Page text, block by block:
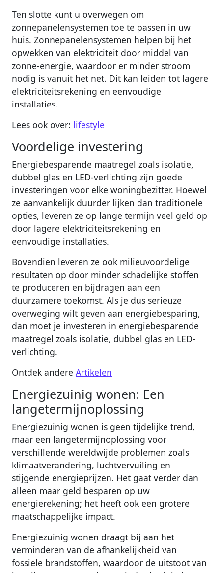
Ten slotte kunt u overwegen om
zonnepanelensystemen toe te passen in uw
huis. Zonnepanelensystemen helpen bij het
opwekken van elektriciteit door middel van
zonne-energie, waardoor er minder stroom
nodig is vanuit het net. Dit kan leiden tot lagere
elektriciteitsrekening en eenvoudige
installaties.
Lees ook over: lifestyle
Voordelige investering
Energiebesparende maatregel zoals isolatie,
dubbel glas en LED-verlichting zijn goede
investeringen voor elke woningbezitter. Hoewel
ze aanvankelijk duurder lijken dan traditionele
opties, leveren ze op lange termijn veel geld op
door lagere elektriciteitsrekening en
eenvoudige installaties.
Bovendien leveren ze ook milieuvoordelige
resultaten op door minder schadelijke stoffen
te produceren en bijdragen aan een
duurzamere toekomst. Als je dus serieuze
overweging wilt geven aan energiebesparing,
dan moet je investeren in energiebesparende
maatregel zoals isolatie, dubbel glas en LED-
verlichting.
Ontdek andere Artikelen
Energiezuinig wonen: Een
langetermijnoplossing
Energiezuinig wonen is geen tijdelijke trend,
maar een langetermijnoplossing voor
verschillende wereldwijde problemen zoals
klimaatverandering, luchtvervuiling en
stijgende energieprijzen. Het gaat verder dan
alleen maar geld besparen op uw
energierekening; het heeft ook een grotere
maatschappelijke impact.
Energiezuinig wonen draagt bij aan het
verminderen van de afhankelijkheid van
fossiele brandstoffen, waardoor de uitstoot van